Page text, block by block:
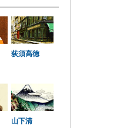
荻須高徳
山下清